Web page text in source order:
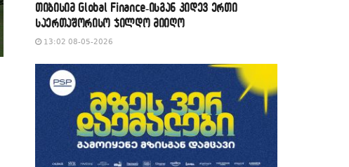
თიბისიმ Global Finance-ისგან კიდევ ერთი
საერთაშორისო ჯილდო მიიღო
13:02 08-05-2026